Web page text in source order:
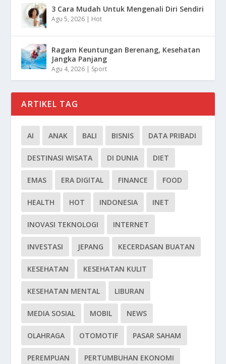
3 Cara Mudah Untuk Mengenali Diri Sendiri
Agu 5, 2026 | Hot
Ragam Keuntungan Berenang, Kesehatan
Jangka Panjang
Agu 4, 2026 | Sport
ARTIKEL TAG
AI ANAK BALI BISNIS DATA PRIBADI
DESTINASI WISATA DI DUNIA DIET
EMAS ERA DIGITAL FINANCE FOOD
HEALTH HOT INDONESIA INET
INOVASI TEKNOLOGI INTERNET
INVESTASI JEPANG KECERDASAN BUATAN
KESEHATAN KESEHATAN KULIT
KESEHATAN MENTAL LIBURAN
MEDIA SOSIAL MOBIL NEWS
OLAHRAGA OTOMOTIF PASAR SAHAM
PEREMPUAN PERTUMBUHAN EKONOMI